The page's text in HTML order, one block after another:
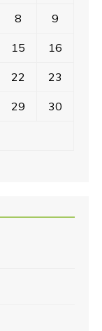
8 9
15 16
22 23
29 30